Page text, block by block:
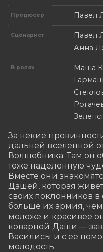
Продюсер Павел
Сценарист
Павел
Анна
В ролях
Маша
За некие
дальней вселенной
Волшебника. Там он
тоже наделенную
Вместе они
Дашей, которая
своих поклонников в
больше их армия,
моложе и красивее
коварной Даши —
Василисы и с ее
молодость.